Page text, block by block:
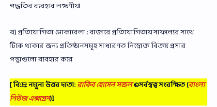
পদ্ধতির ব্যবহার লক্ষণীয়।
খ) প্রতিযোগিতা মোকাবেলা : বাজারে প্রতিযোগিতায় সাফল্যের সাথে
টিকে থাকার জন্য প্রতিষ্ঠানসমূহ সাধারণত নিম্নোক্ত বিক্রয় প্রসার
পন্থাগুলো ব্যবহার করে
[ বি:দ্র: নমুনা উত্তর দাতা:রাকিব হোসেন সজল©সর্বস্বত্ব সংরক্ষিত(বাংলা
নিউজ এক্সপ্রেস)]